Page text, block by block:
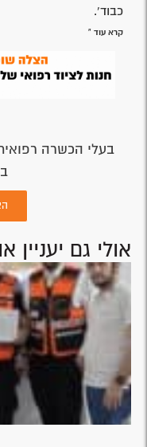
כבוד'.
קרא עוד »
בעלי הכשרה
אולי גם יעניין